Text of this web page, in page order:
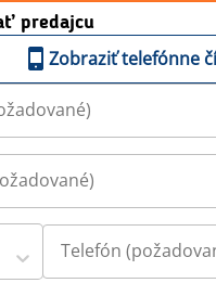
predajcu
Zobraziť telefónne